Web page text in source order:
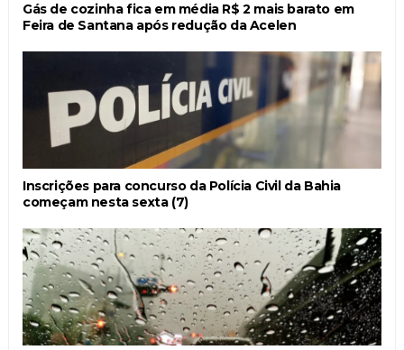
Gás de cozinha fica em média R$ 2 mais barato em
Feira de Santana após redução da Acelen
Inscrições para concurso da Polícia Civil da Bahia
começam nesta sexta (7)